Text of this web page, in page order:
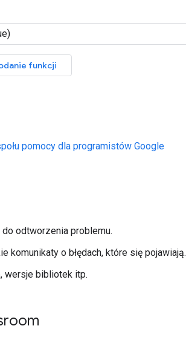
funkcji
pomocy dla programistów Google
odtworzenia problemu.
komunikaty o błędach, które się pojawiają.
wersje bibliotek itp.